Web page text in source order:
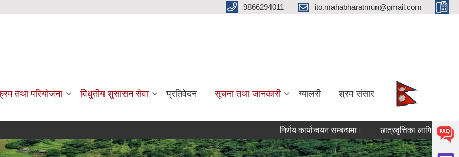
9866294011 ito.mahabharatmun@gmail.com
तथा परियोजना विधुतीय शुसासन सेवा प्रतिवेदन सूचना तथा जानकारी ग्यालरी श्रम संसार
निर्णय कार्यान्वयन सम्बन्धमा। छात्रवृत्तिका लागि आवेदन दिने
Pages « first ‹ previous